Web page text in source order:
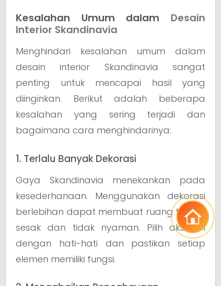
Kesalahan Umum dalam Desain
Interior Skandinavia
Menghindari kesalahan umum dalam
desain interior Skandinavia sangat
penting untuk mencapai hasil yang
diinginkan. Berikut adalah beberapa
kesalahan yang sering terjadi dan
bagaimana cara menghindarinya:
1. Terlalu Banyak Dekorasi
Gaya Skandinavia menekankan pada
kesederhanaan. Menggunakan dekorasi
berlebihan dapat membuat ruang terasa
sesak dan tidak nyaman. Pilih aksesori
dengan hati-hati dan pastikan setiap
elemen memiliki fungsi.